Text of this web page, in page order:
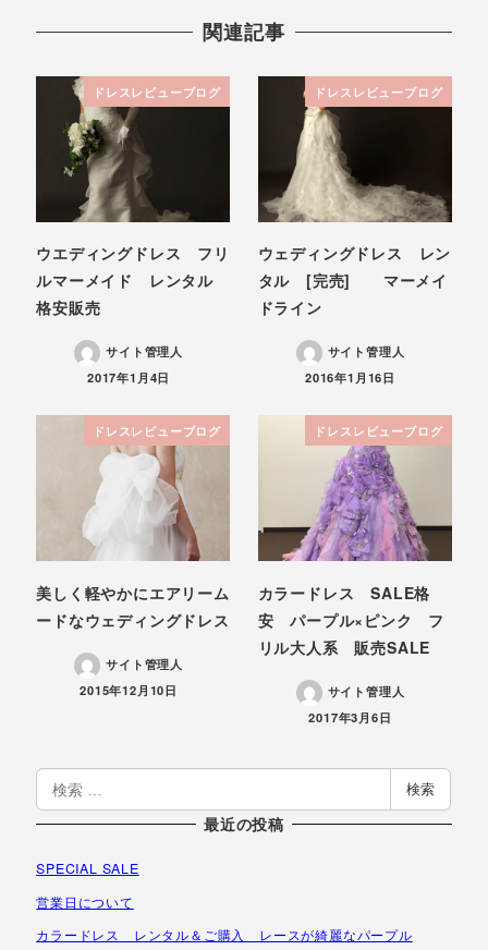
関連記事
ドレスレビューブログ
ウエディングドレス フリ
ルマーメイド レンタル
格安販売
サイト管理人
投稿日
2017年1月4日
ドレスレビューブログ
ウェディングドレス レン
タル [完売] マーメイ
ドライン
サイト管理人
投稿日
2016年1月16日
ドレスレビューブログ
美しく軽やかにエアリーム
ードなウェディングドレス
サイト管理人
投稿日
2015年12月10日
ドレスレビューブログ
カラードレス SALE格
安 パープル×ピンク フ
リル大人系 販売SALE
サイト管理人
投稿日
2017年3月6日
索
検索
最近の投稿
SPECIAL SALE
営業日について
カラードレス レンタル＆ご購入 レースが綺麗なパープル